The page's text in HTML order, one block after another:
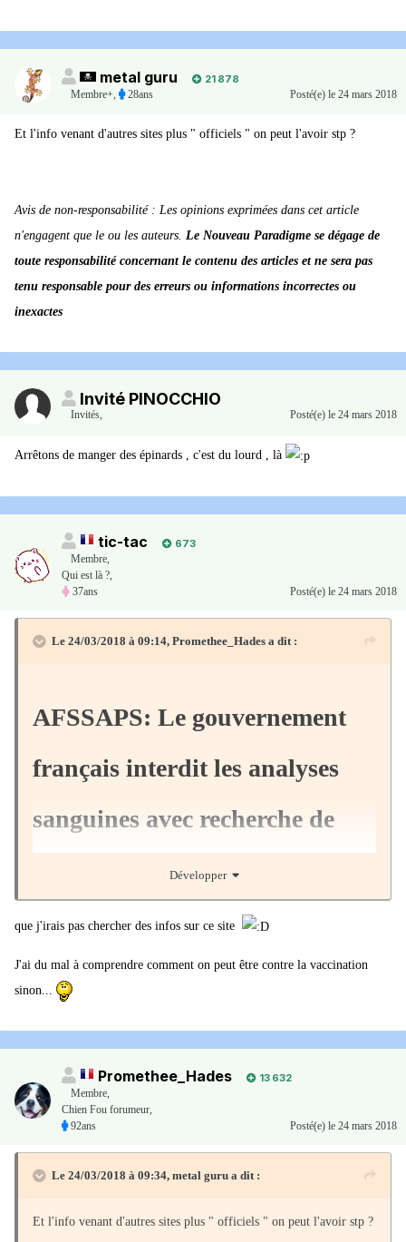
metal guru
21 878
Membre+,
28ans Posté(e) le 24 mars 2018
Et l'info venant d'autres sites plus " officiels " on peut l'avoir stp ?
Avis de non-responsabilité : Les opinions exprimées dans cet article
n'engagent que le ou les auteurs. Le Nouveau Paradigme se dégage de
toute responsabilité concernant le contenu des articles et ne sera pas
tenu responsable pour des erreurs ou informations incorrectes ou
inexactes
Invité PINOCCHIO
Invités, Posté(e) le 24 mars 2018
Arrêtons de manger des épinards , c'est du lourd , là
tic-tac
673
Membre,
Qui est là ?,
37ans
Posté(e) le 24 mars 2018
Le 24/03/2018 à 09:14, Promethee_Hades a dit :
AFSSAPS: Le gouvernement
français interdit les analyses
sanguines avec recherche de
métaux lourds ou légers dans le
sang
http://www.2012un-nouveau-
paradigme.com/2018/03/afssaps-le-gouvernement-francais-
ou-legers-dans-le-sang.html
Entre nous vous en pensez quoi au juste. ???
Développer
que j'irais pas chercher des infos sur ce site
J'ai du mal à comprendre comment on peut être contre la vaccination
sinon...
Promethee_Hades
13 632
Membre,
Chien Fou forumeur,
92ans
Posté(e) le 24 mars 2018
Le 24/03/2018 à 09:34, metal guru a dit :
Et l'info venant d'autres sites plus " officiels " on peut l'avoir stp ?